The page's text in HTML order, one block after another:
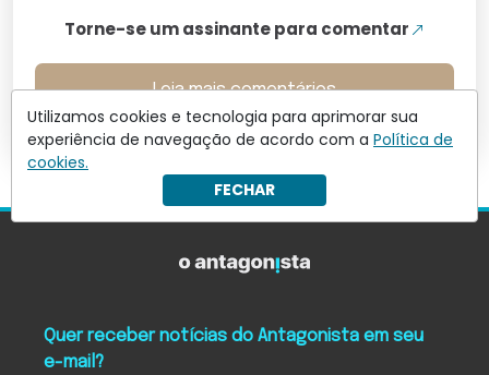
Torne-se um assinante para comentar
Leia mais comentários
Utilizamos cookies e tecnologia para aprimorar sua
experiência de navegação de acordo com a Política de
cookies.
FECHAR
Quer receber notícias do Antagonista em seu
e-mail?